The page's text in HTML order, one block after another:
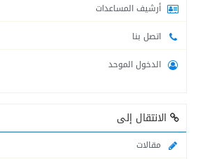
التنمية الاجتماعية تنشر أرقام
أرشيف المساعدات
اتصل بنا
الدخول الموحد
الانتقال إلى
مقالات